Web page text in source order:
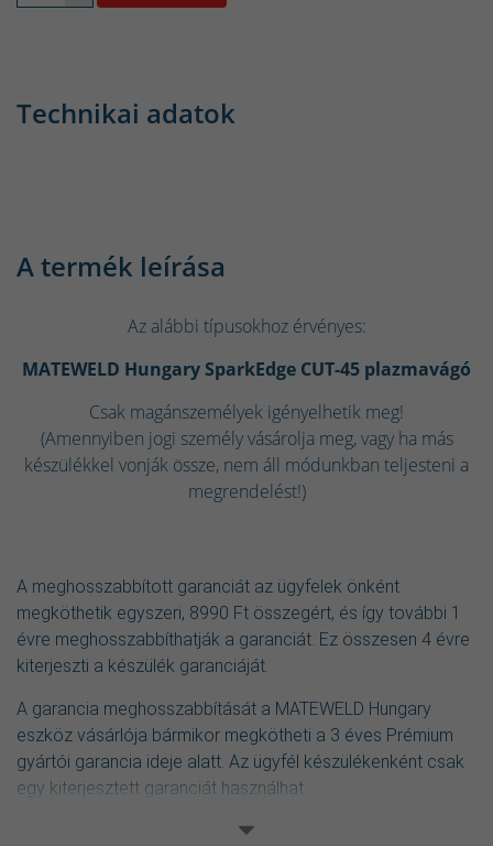
Technikai adatok
A termék leírása
Az alábbi típusokhoz érvényes:
MATEWELD Hungary SparkEdge CUT-45 plazmavágó
Csak magánszemélyek igényelhetik meg!
(Amennyiben jogi személy vásárolja meg, vagy ha más
készülékkel vonják össze, nem áll módunkban teljesteni a
megrendelést!)
A meghosszabbított garanciát az ügyfelek önként
megköthetik egyszeri, 8990 Ft összegért, és így további 1
évre meghosszabbíthatják a garanciát. Ez összesen 4 évre
kiterjeszti a készülék garanciáját.
A garancia meghosszabbítását a MATEWELD Hungary
eszköz vásárlója bármikor megkötheti a 3 éves Prémium
gyártói garancia ideje alatt. Az ügyfél készülékenként csak
egy kiterjesztett garanciát használhat.
Amennyiben utólag vásárolod meg a kiterjesztett garanciát,